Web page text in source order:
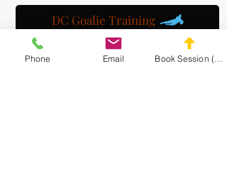
DC Goalie Training
Phone Email